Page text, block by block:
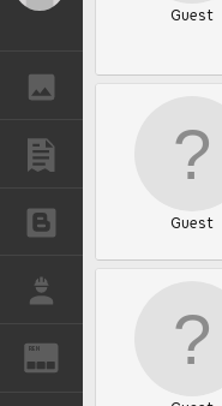
ПУБЛИКАЦИИ
REN
Guest
Guest